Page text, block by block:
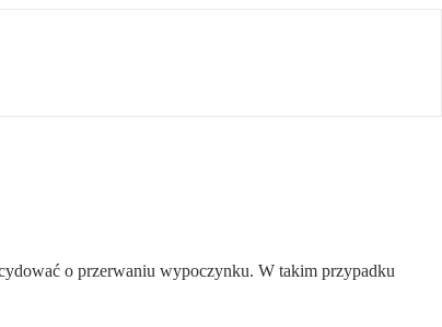
o przerwaniu wypoczynku. W takim przypadku